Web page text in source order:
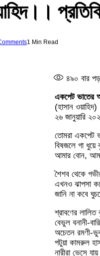
1 Min Read
৪৯০ বার
একপেট ভাতের
(হাসান ওয়াহিদ)
২৬ জানুয়ারি
তোমরা একপেট
বিষজলে গা ধুয়ে
আমার বোন,
শৈশব থেকে
এখনও ঝাপসা
জানি না কবে
শ্রাবণের লালিত
বেভুল বনানী-
অচেতন রমণী-
পটুয়া কামরুল
নারীরা ভেসে